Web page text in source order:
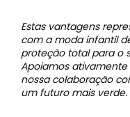
Estas vantagens
com a moda infantil
proteção total para o
Apoiamos
nossa colaboração
um futuro mais verde.